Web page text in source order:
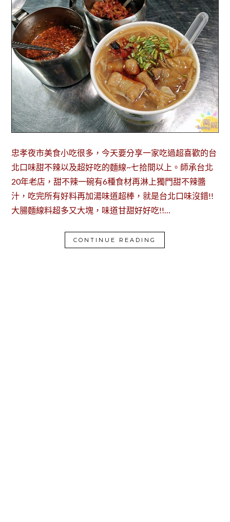
忠孝夜市美食小吃很多，今天要分享一家吃過超喜歡的台
北口味甜不辣以及超好吃的麵線~七拾間以上。師承台北
20年老店，甜不辣一碗有6種食材再淋上獨門甜不辣醬
汁，吃完所有好料再加湯味道超棒，就是台北口味沒錯!!
大腸麵線料超多又大塊，味道甘甜好好吃!!…
CONTINUE READING